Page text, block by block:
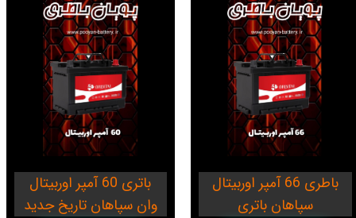
باتری 60 آمپر اوربیتال
وان سپاهان تاریخ جدید
باطری 66 آمپر اوربیتال
سپاهان باتری